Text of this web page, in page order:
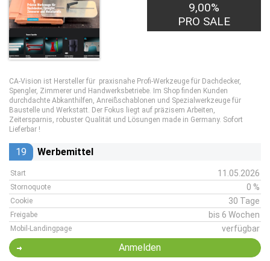
9,00%
PRO SALE
CA-Vision ist Hersteller für praxisnahe Profi-Werkzeuge für Dachdecker,
Spengler, Zimmerer und Handwerksbetriebe. Im Shop finden Kunden
durchdachte Abkanthilfen, Anreißschablonen und Spezialwerkzeuge für
Baustelle und Werkstatt. Der Fokus liegt auf präzisem Arbeiten,
Zeitersparnis, robuster Qualität und Lösungen made in Germany. Sofort
Lieferbar !
19 Werbemittel
Start 11.05.2026
Stornoquote 0 %
Cookie 30 Tage
Freigabe bis 6 Wochen
Mobil-Landingpage verfügbar
Anmelden